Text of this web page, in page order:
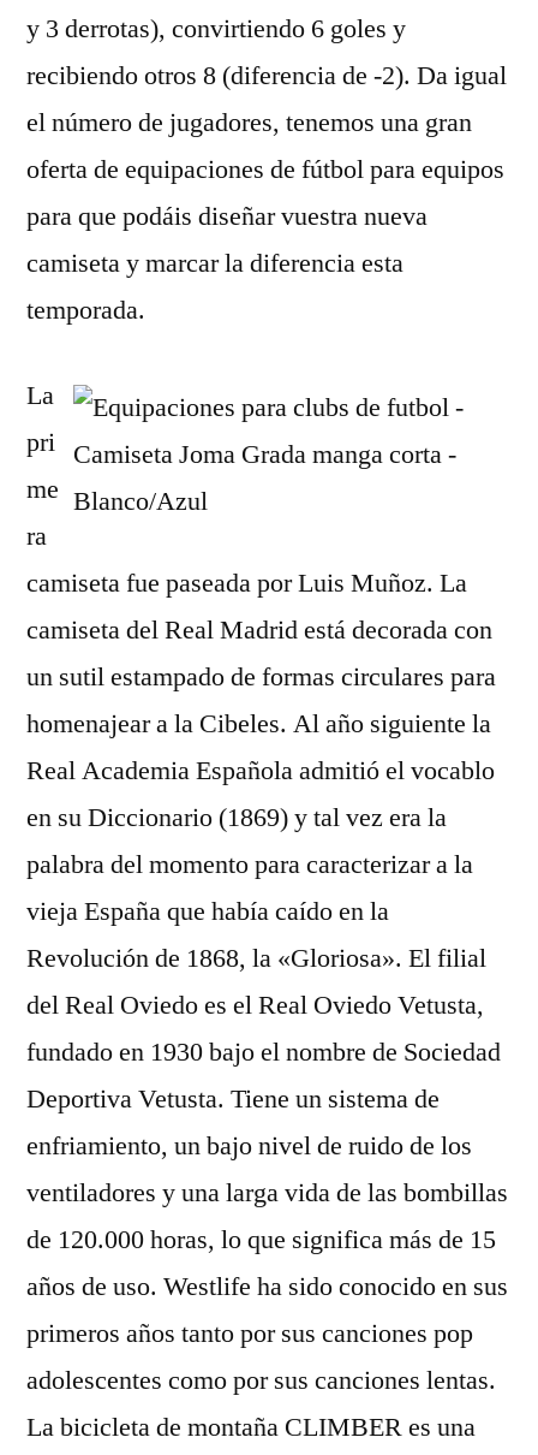
y 3 derrotas), convirtiendo 6 goles y
recibiendo otros 8 (diferencia de -2). Da igual
el número de jugadores, tenemos una gran
oferta de equipaciones de fútbol para equipos
para que podáis diseñar vuestra nueva
camiseta y marcar la diferencia esta
temporada.
La
pri
me
ra
camiseta fue paseada por Luis Muñoz. La
camiseta del Real Madrid está decorada con
un sutil estampado de formas circulares para
homenajear a la Cibeles. Al año siguiente la
Real Academia Española admitió el vocablo
en su Diccionario (1869) y tal vez era la
palabra del momento para caracterizar a la
vieja España que había caído en la
Revolución de 1868, la «Gloriosa». El filial
del Real Oviedo es el Real Oviedo Vetusta,
fundado en 1930 bajo el nombre de Sociedad
Deportiva Vetusta. Tiene un sistema de
enfriamiento, un bajo nivel de ruido de los
ventiladores y una larga vida de las bombillas
de 120.000 horas, lo que significa más de 15
años de uso. Westlife ha sido conocido en sus
primeros años tanto por sus canciones pop
adolescentes como por sus canciones lentas.
La bicicleta de montaña CLIMBER es una